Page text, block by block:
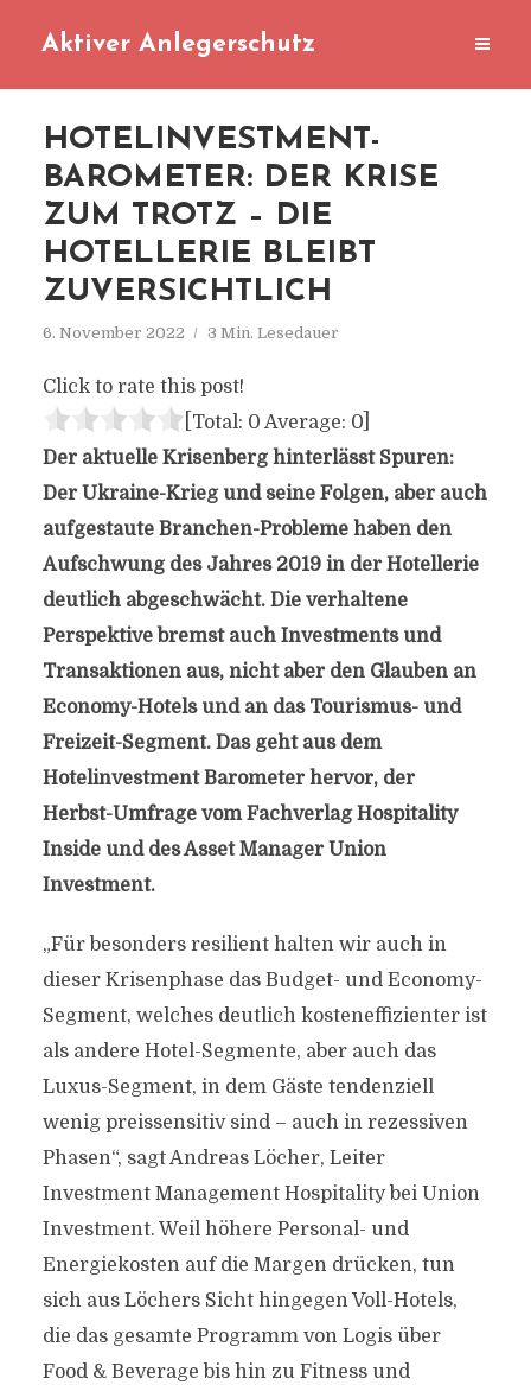
Aktiver Anlegerschutz
HOTELINVESTMENT-
BAROMETER: DER KRISE
ZUM TROTZ – DIE
HOTELLERIE BLEIBT
ZUVERSICHTLICH
6. November 2022 3 Min. Lesedauer
Click to rate this post!
[Total: 0 Average: 0]
Der aktuelle Krisenberg hinterlässt Spuren:
Der Ukraine-Krieg und seine Folgen, aber auch
aufgestaute Branchen-Probleme haben den
Aufschwung des Jahres 2019 in der Hotellerie
deutlich abgeschwächt. Die verhaltene
Perspektive bremst auch Investments und
Transaktionen aus, nicht aber den Glauben an
Economy-Hotels und an das Tourismus- und
Freizeit-Segment. Das geht aus dem
Hotelinvestment Barometer hervor, der
Herbst-Umfrage vom Fachverlag Hospitality
Inside und des Asset Manager Union
Investment.
„Für besonders resilient halten wir auch in
dieser Krisenphase das Budget- und Economy-
Segment, welches deutlich kosteneffizienter ist
als andere Hotel-Segmente, aber auch das
Luxus-Segment, in dem Gäste tendenziell
wenig preissensitiv sind – auch in rezessiven
Phasen“, sagt Andreas Löcher, Leiter
Investment Management Hospitality bei Union
Investment. Weil höhere Personal- und
Energiekosten auf die Margen drücken, tun
sich aus Löchers Sicht hingegen Voll-Hotels,
die das gesamte Programm von Logis über
Food & Beverage bis hin zu Fitness und